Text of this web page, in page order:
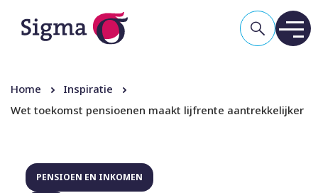
Home
Inspiratie
Wet toekomst pensioenen maakt lijfrente aantrekkelijker
PENSIOEN EN INKOMEN